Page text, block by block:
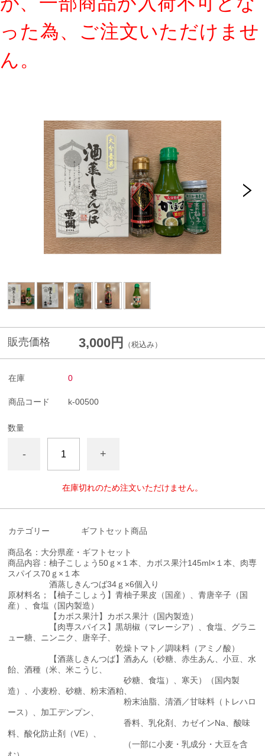
った為、ご注文いただけませ
ん。
販売価格 3,000円 （税込み）
在庫 0
商品コード k-00500
数量
- +
在庫切れのため注文いただけません。
カテゴリー ギフトセット商品
商品名：大分県産・ギフトセット
商品内容：柚子こしょう50ｇ×１本、カボス果汁145ml×１本、肉専
スパイス70ｇ×１本
酒蒸しきんつば34ｇ×6個入り
原材料名；【柚子こしょう】青柚子果皮（国産）、青唐辛子（国
産）、食塩（国内製造）
【カボス果汁】カボス果汁（国内製造）
【肉専スパイス】黒胡椒（マレーシア）、食塩、グラニ
ュー糖、ニンニク、唐辛子、
乾燥トマト／調味料（アミノ酸）
【酒蒸しきんつば】酒あん（砂糖、赤生あん、小豆、水
飴、酒種（米、米こうじ、
砂糖、食塩）、寒天）（国内製
造）、小麦粉、砂糖、粉末酒粕、
粉末油脂、清酒／甘味料（トレハロ
ース）、加工デンプン、
香料、乳化剤、カゼインNa、酸味
料、酸化防止剤（VE）、
（一部に小麦・乳成分・大豆を含